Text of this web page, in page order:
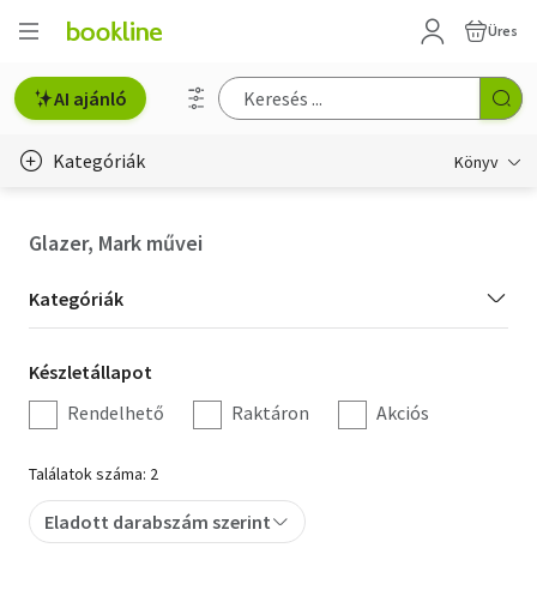
Üres
AI ajánló
Kategóriák Könyv
Hobbi, szabadidő
Irodalom
Művészet
Szakkönyv
Glazer, Mark művei
Kategória
szűrés
Kategóriák
Készletállapot
szűrés
Készletállapot
Rendelhető
Raktáron Akciós
Találatok száma: 2
Eladott darabszám szerint